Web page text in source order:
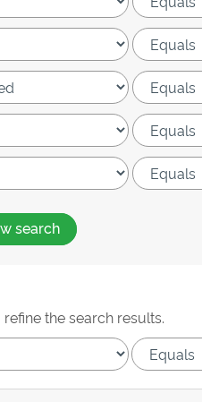
search
the search results.